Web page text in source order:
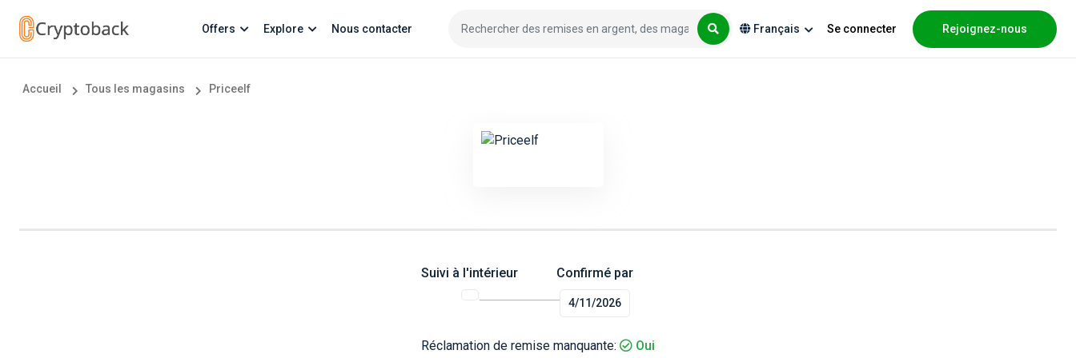
Offers Explore Nous contacter Français Se connecter Rejoignez-nous
Accueil Tous les magasins Priceelf
Suivi à l'intérieur Confirmé par
4/11/2026
Réclamation de remise manquante: Oui